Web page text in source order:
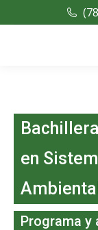
en
Programa y